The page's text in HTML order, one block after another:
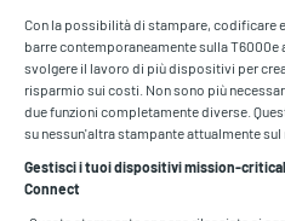
Con la possibilità di stampare, codificare
barre contemporaneamente sulla T6000e
svolgere il lavoro di più dispositivi per
risparmio sui costi. Non sono più
due funzioni completamente diverse.
su nessun'altra stampante attualmente sul
Gestisci i tuoi dispositivi mission-critical
Connect